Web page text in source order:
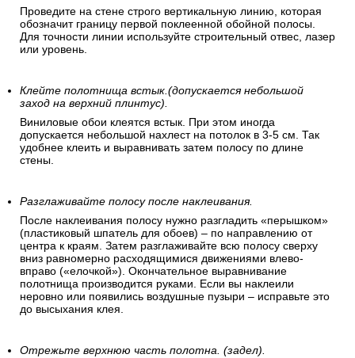
Проведите на стене строго вертикальную линию, которая
обозначит границу первой поклеенной обойной полосы.
Для точности линии используйте строительный отвес, лазер
или уровень.
Клейте полотнища встык.(допускается небольшой
заход на верхний плинтус).
Виниловые обои клеятся встык. При этом иногда
допускается небольшой нахлест на потолок в 3-5 см. Так
удобнее клеить и выравнивать затем полосу по длине
стены.
Разглаживайте полосу после наклеивания.
После наклеивания полосу нужно разгладить «перышком»
(пластиковый шпатель для обоев) – по направлению от
центра к краям. Затем разглаживайте всю полосу сверху
вниз равномерно расходящимися движениями влево-
вправо («елочкой»). Окончательное выравнивание
полотнища производится руками. Если вы наклеили
неровно или появились воздушные пузыри – исправьте это
до высыхания клея.
Отрежьте верхнюю часть полотна. (задел).